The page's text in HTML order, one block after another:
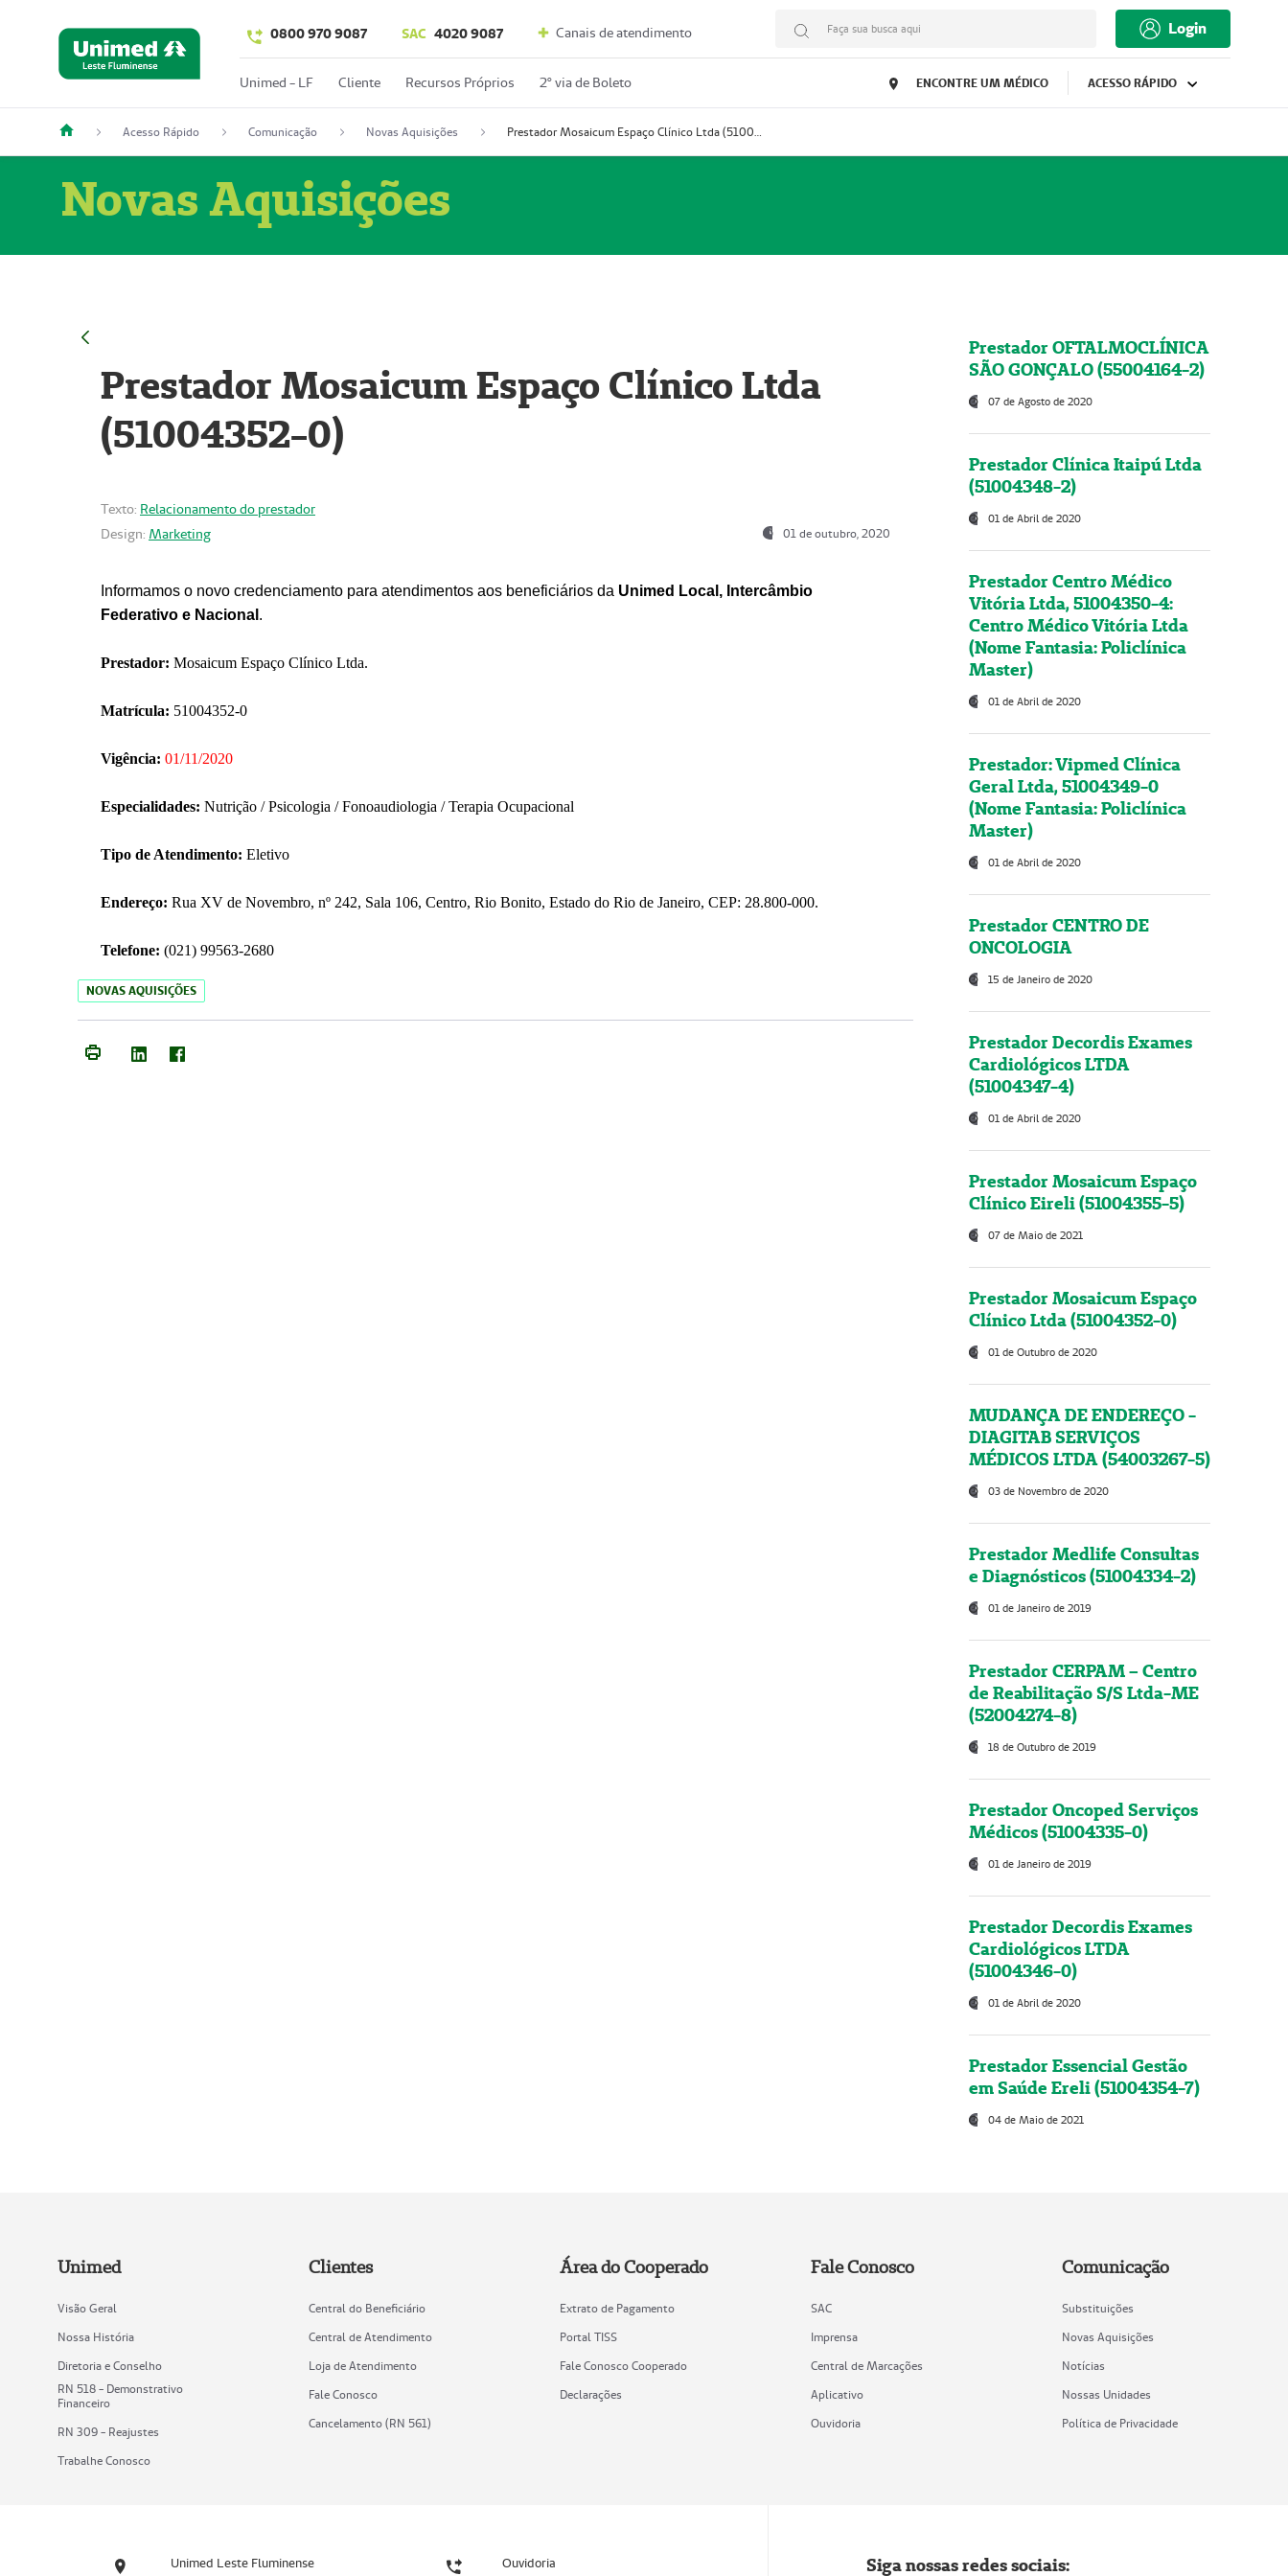
0800 970 9087 SAC 4020 9087 Canais de atendimento Faça sua busca aqui Login
Unimed - LF Cliente Recursos Próprios 2º via de Boleto ENCONTRE UM MÉDICO ACESSO RÁPIDO
Acesso Rápido Comunicação Novas Aquisições Prestador Mosaicum Espaço Clínico Ltda (51004352-0)
Novas Aquisições
Prestador Mosaicum Espaço Clínico Ltda
(51004352-0)
Texto: Relacionamento do prestador
Design: Marketing 01 de outubro, 2020
Informamos o novo credenciamento para atendimentos aos beneficiários da Unimed Local, Intercâmbio
Federativo e Nacional .
Prestador: Mosaicum Espaço Clínico Ltda.
Matrícula: 51004352-0
Vigência: 01/11/2020
Especialidades: Nutrição / Psicologia / Fonoaudiologia / Terapia Ocupacional
Tipo de Atendimento: Eletivo
Endereço: Rua XV de Novembro, nº 242, Sala 106, Centro, Rio Bonito, Estado do Rio de Janeiro, CEP: 28.800-000.
Telefone: (021) 99563-2680
NOVAS AQUISIÇÕES
Prestador OFTALMOCLÍNICA
SÃO GONÇALO (55004164-2)
07 de Agosto de 2020
Prestador Clínica Itaipú Ltda
(51004348-2)
01 de Abril de 2020
Prestador Centro Médico
Vitória Ltda, 51004350-4:
Centro Médico Vitória Ltda
(Nome Fantasia: Policlínica
Master)
01 de Abril de 2020
Prestador: Vipmed Clínica
Geral Ltda, 51004349-0
(Nome Fantasia: Policlínica
Master)
01 de Abril de 2020
Prestador CENTRO DE
ONCOLOGIA
15 de Janeiro de 2020
Prestador Decordis Exames
Cardiológicos LTDA
(51004347-4)
01 de Abril de 2020
Prestador Mosaicum Espaço
Clínico Eireli (51004355-5)
07 de Maio de 2021
Prestador Mosaicum Espaço
Clínico Ltda (51004352-0)
01 de Outubro de 2020
MUDANÇA DE ENDEREÇO -
DIAGITAB SERVIÇOS
MÉDICOS LTDA (54003267-5)
03 de Novembro de 2020
Prestador Medlife Consultas
e Diagnósticos (51004334-2)
01 de Janeiro de 2019
Prestador CERPAM – Centro
de Reabilitação S/S Ltda-ME
(52004274-8)
18 de Outubro de 2019
Prestador Oncoped Serviços
Médicos (51004335-0)
01 de Janeiro de 2019
Prestador Decordis Exames
Cardiológicos LTDA
(51004346-0)
01 de Abril de 2020
Prestador Essencial Gestão
em Saúde Ereli (51004354-7)
04 de Maio de 2021
Unimed
Visão Geral
Nossa História
Diretoria e Conselho
RN 518 - Demonstrativo
Financeiro
RN 309 - Reajustes
Trabalhe Conosco
Clientes
Central do Beneficiário
Central de Atendimento
Loja de Atendimento
Fale Conosco
Cancelamento (RN 561)
Área do Cooperado
Extrato de Pagamento
Portal TISS
Fale Conosco Cooperado
Declarações
Fale Conosco
SAC
Imprensa
Central de Marcações
Aplicativo
Ouvidoria
Comunicação
Substituições
Novas Aquisições
Notícias
Nossas Unidades
Política de Privacidade
Unimed Leste Fluminense Ouvidoria Siga nossas redes sociais: